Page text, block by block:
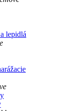
lepidlá